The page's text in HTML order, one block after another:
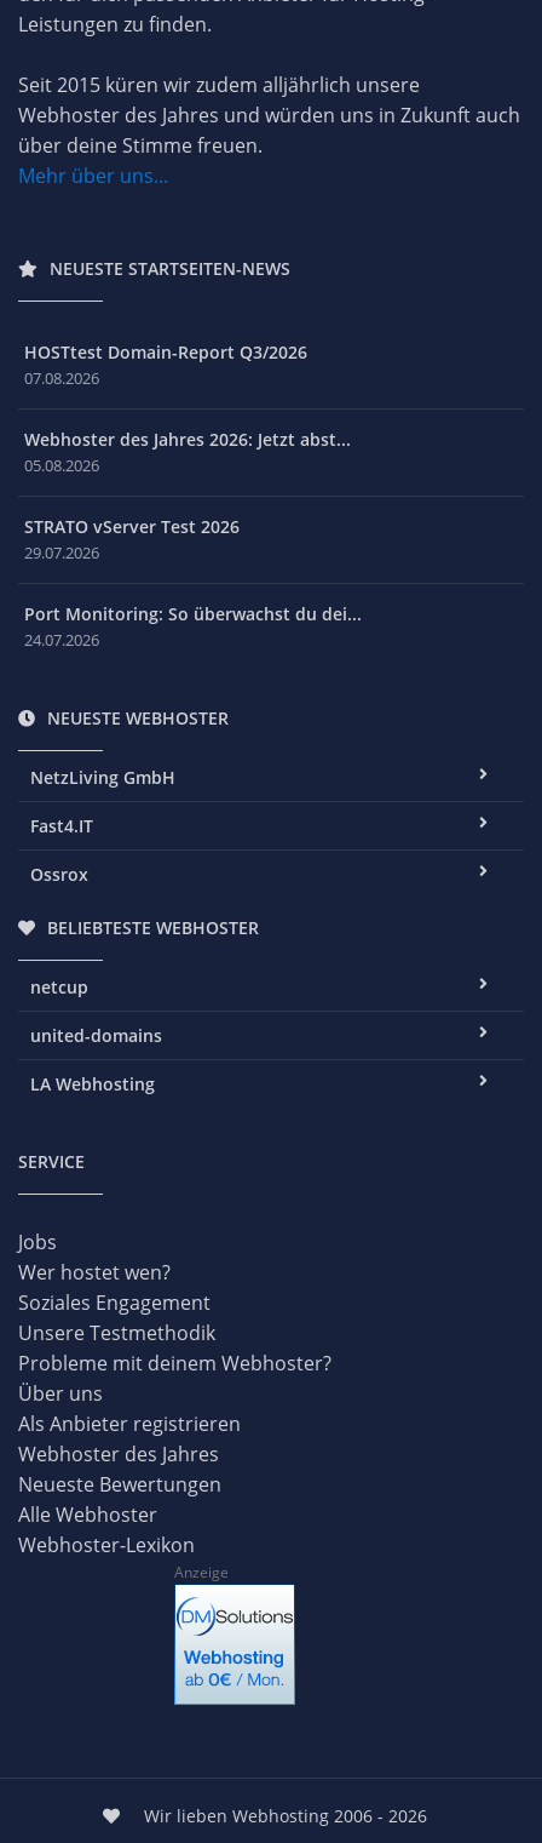
Leistungen zu finden.
Seit 2015 küren wir zudem alljährlich unsere
Webhoster des Jahres und würden uns in Zukunft auch
über deine Stimme freuen.
Mehr über uns...
NEUESTE STARTSEITEN-NEWS
HOSTtest Domain-Report Q3/2026
07.08.2026
Webhoster des Jahres 2026: Jetzt abst...
05.08.2026
STRATO vServer Test 2026
29.07.2026
Port Monitoring: So überwachst du dei...
24.07.2026
NEUESTE WEBHOSTER
NetzLiving GmbH
Fast4.IT
Ossrox
BELIEBTESTE WEBHOSTER
netcup
united-domains
LA Webhosting
SERVICE
Jobs
Wer hostet wen?
Soziales Engagement
Unsere Testmethodik
Probleme mit deinem Webhoster?
Über uns
Als Anbieter registrieren
Webhoster des Jahres
Neueste Bewertungen
Alle Webhoster
Webhoster-Lexikon
Anzeige
Wir lieben Webhosting 2006 - 2026